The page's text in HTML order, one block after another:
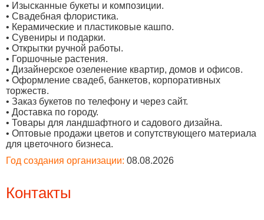
• Изысканные букеты и композиции.
• Свадебная флористика.
• Керамические и пластиковые кашпо.
• Сувениры и подарки.
• Открытки ручной работы.
• Горшочные растения.
• Дизайнерское озеленение квартир, домов и офисов.
• Оформление свадеб, банкетов, корпоративных
торжеств.
• Заказ букетов по телефону и через сайт.
• Доставка по городу.
• Товары для ландшафтного и садового дизайна.
• Оптовые продажи цветов и сопутствующего материала
для цветочного бизнеса.
Год создания организации: 08.08.2026
Контакты